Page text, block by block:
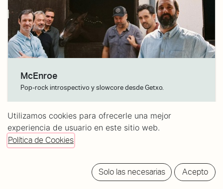
McEnroe
Pop-rock introspectivo y slowcore desde Getxo.
Tickets: 20/25€
Utilizamos cookies para ofrecerle una mejor
experiencia de usuario en este sitio web.
Política de Cookies
Solo las necesarias Acepto